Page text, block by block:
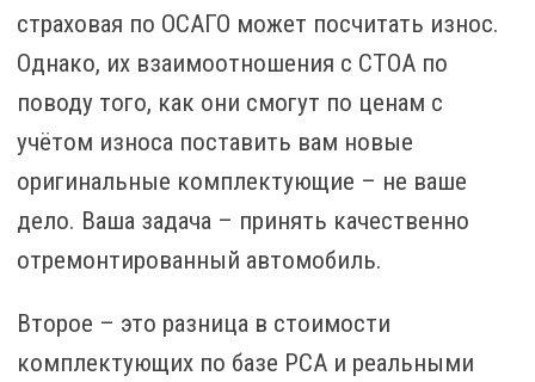
страховая по ОСАГО может посчитать износ.
Однако, их взаимоотношения с СТОА по
поводу того, как они смогут по ценам с
учётом износа поставить вам новые
оригинальные комплектующие – не ваше
дело. Ваша задача – принять качественно
отремонтированный автомобиль.
Второе – это разница в стоимости
комплектующих по базе РСА и реальными